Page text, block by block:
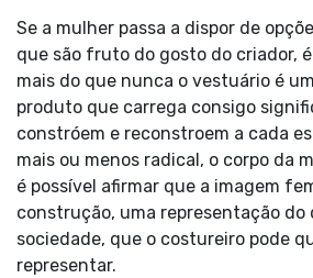
Se a mulher passa a dispor de
que são fruto do gosto do criador,
mais do que nunca o vestuário é
produto que carrega consigo
constróem e reconstroem a cada
mais ou menos radical, o corpo da
é possível afirmar que a imagem
construção, uma representação
sociedade, que o costureiro pode
representar.